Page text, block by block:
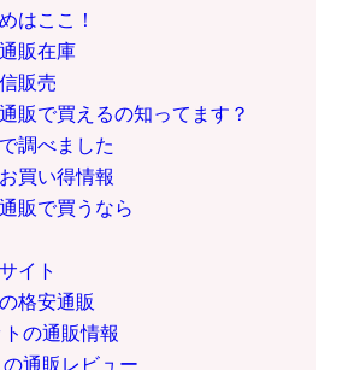
はここ！
販在庫
販売
販で買えるの知ってます？
調べました
買い得情報
販で買うなら
イト
格安通販
の通販情報
通販レビュー